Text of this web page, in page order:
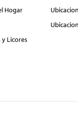
Hogar
y Licores